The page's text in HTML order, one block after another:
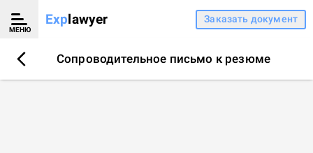
МЕНЮ
Explawyer Заказать документ
Сопроводительное письмо к резюме